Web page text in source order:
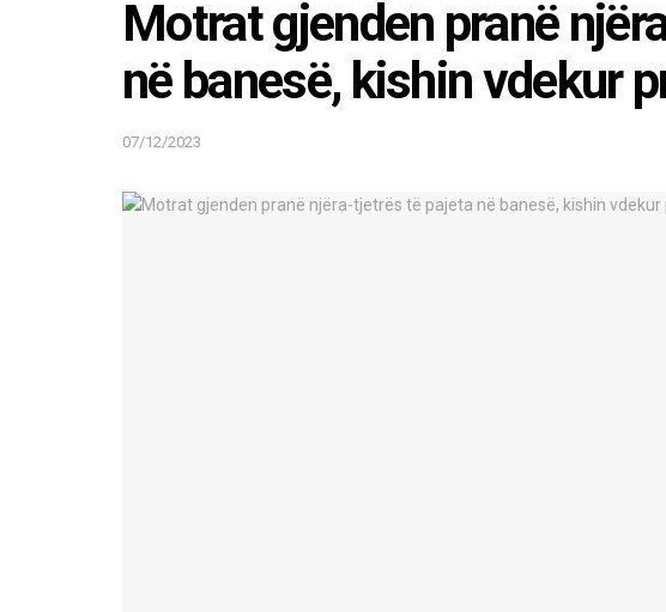
Motrat gjenden pranë
në banesë, kishin vdekur
07/12/2023